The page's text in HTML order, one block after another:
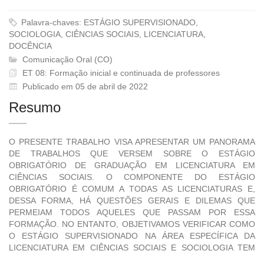
Palavra-chaves: ESTÁGIO SUPERVISIONADO,
SOCIOLOGIA, CIÊNCIAS SOCIAIS, LICENCIATURA,
DOCÊNCIA
Comunicação Oral (CO)
ET 08: Formação inicial e continuada de professores
Publicado em 05 de abril de 2022
Resumo
O PRESENTE TRABALHO VISA APRESENTAR UM PANORAMA
DE TRABALHOS QUE VERSEM SOBRE O ESTÁGIO
OBRIGATÓRIO DE GRADUAÇÃO EM LICENCIATURA EM
CIÊNCIAS SOCIAIS. O COMPONENTE DO ESTÁGIO
OBRIGATÓRIO É COMUM A TODAS AS LICENCIATURAS E,
DESSA FORMA, HÁ QUESTÕES GERAIS E DILEMAS QUE
PERMEIAM TODOS AQUELES QUE PASSAM POR ESSA
FORMAÇÃO. NO ENTANTO, OBJETIVAMOS VERIFICAR COMO
O ESTÁGIO SUPERVISIONADO NA ÁREA ESPECÍFICA DA
LICENCIATURA EM CIÊNCIAS SOCIAIS E SOCIOLOGIA TEM